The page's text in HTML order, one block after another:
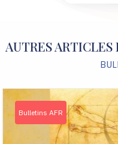
AUTRES
Bulletins AFR